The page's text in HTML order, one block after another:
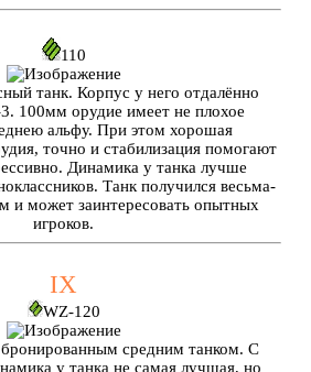
110
танк. Корпус у него отдалённо
100мм орудие имеет не плохое
альфу. При этом хорошая
точно и стабилизация помогают
Динамика у танка лучше
Танк получился весьма-
и может заинтересовать опытных
игроков.
IX
WZ-120
средним танком. С
у танка не самая лучшая, но